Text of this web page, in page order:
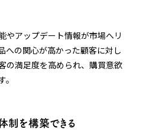
やアップデート情報が市場へリ
への関心が高かった顧客に対し
の満足度を高められ、購買意欲
制を構築できる